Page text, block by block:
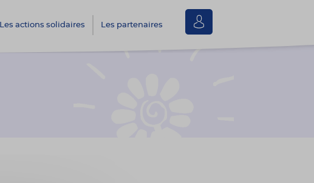
Les actions solidaires Les partenaires
connecter